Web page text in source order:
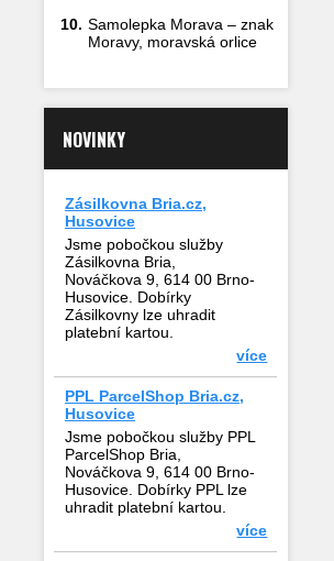
10. Samolepka Morava – znak
Moravy, moravská orlice
NOVINKY
Zásilkovna Bria.cz,
Husovice
Jsme pobočkou služby
Zásilkovna Bria,
Nováčkova 9, 614 00 Brno-
Husovice. Dobírky
Zásilkovny lze uhradit
platební kartou.
více
PPL ParcelShop Bria.cz,
Husovice
Jsme pobočkou služby PPL
ParcelShop Bria,
Nováčkova 9, 614 00 Brno-
Husovice. Dobírky PPL lze
uhradit platební kartou.
více